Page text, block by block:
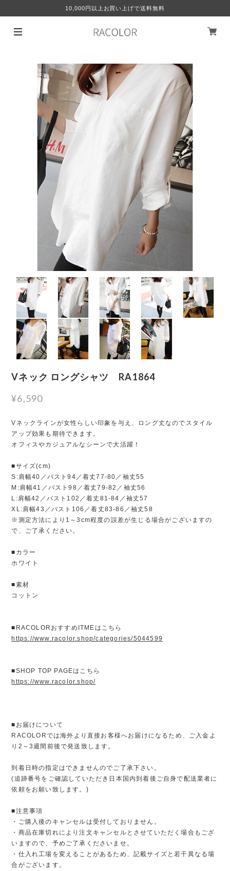
10,000円以上お買い上げで送料無料
Vネック ロングシャツ RA1864
¥6,590
Vネックラインが女性らしい印象を与え、ロング丈なのでスタイル
アップ効果も期待できます。
オフィスやカジュアルなシーンで大活躍！
■サイズ(cm)
S:肩幅40／バスト94／着丈77-80／袖丈55
M:肩幅41／バスト98／着丈79-82／袖丈56
L:肩幅42／バスト102／着丈81-84／袖丈57
XL:肩幅43／バスト106／着丈83-86／袖丈58
※測定方法により1～3cm程度の誤差が生じる場合がございますの
で、ご了承ください。
■カラー
ホワイト
■素材
コットン
■RACOLORおすすめITMEはこちら
https://www.racolor.shop/categories/5044599
■SHOP TOP PAGEはこちら
https://www.racolor.shop/
■お届けについて
RACOLORでは海外より直接お客様へお届けになるため、ご入金よ
り2～3週間前後で発送致します。
到着日時の指定はできませんのでご了承下さい。
(追跡番号をご確認していただき日本国内到着後ご自身で配送業者に
依頼をお願い致します。)
■注意事項
・ご購入後のキャンセルは受付しておりません。
・商品在庫切れにより注文キャンセルとさせていただく場合もござ
いますので、予めご了承くださいませ。
・仕入れ工場を変えることがあるため、記載サイズと若干異なる場
合がございます。